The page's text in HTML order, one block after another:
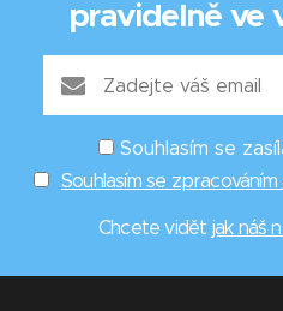
pravidelně ve
Souhlasím se
Souhlasím se
Chcete vidět jak náš